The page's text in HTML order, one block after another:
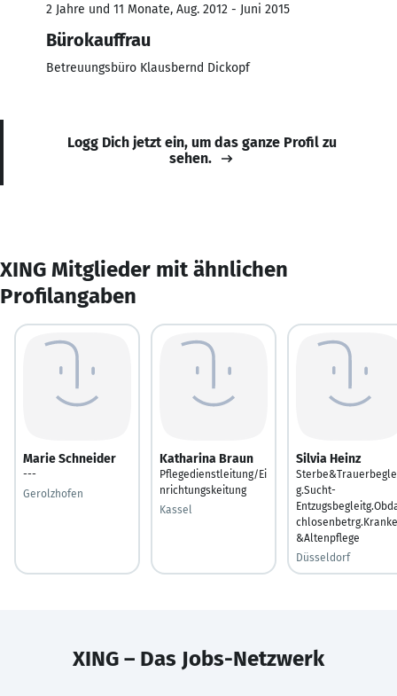
2 Jahre und 11 Monate, Aug. 2012 - Juni 2015
Bürokauffrau
Betreuungsbüro Klausbernd Dickopf
Logg Dich jetzt ein, um das ganze Profil zu
sehen.
XING Mitglieder mit ähnlichen
Profilangaben
Marie Schneider
---
Gerolzhofen
Katharina Braun
Pflegedienstleitung/Ei
nrichtungskeitung
Kassel
Silvia Heinz
g.Sucht-
&Altenpflege
Düsseldorf
XING – Das Jobs-Netzwerk